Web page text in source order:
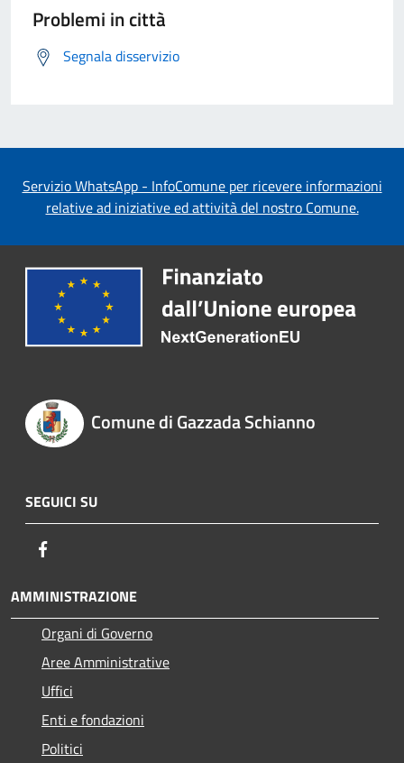
Problemi in città
Segnala disservizio
Servizio WhatsApp - InfoComune per ricevere informazioni
relative ad iniziative ed attività del nostro Comune.
Comune di Gazzada Schianno
SEGUICI SU
AMMINISTRAZIONE
Organi di Governo
Aree Amministrative
Uffici
Enti e fondazioni
Politici